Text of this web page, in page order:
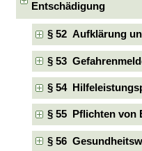
Entschädigung
§ 52 Aufklärung
§ 53
§ 54
§ 55 Pflichten von
§ 56